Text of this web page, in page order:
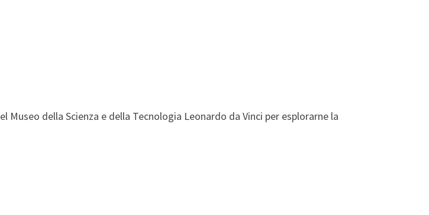
della Scienza e della Tecnologia Leonardo da Vinci per esplorarne la